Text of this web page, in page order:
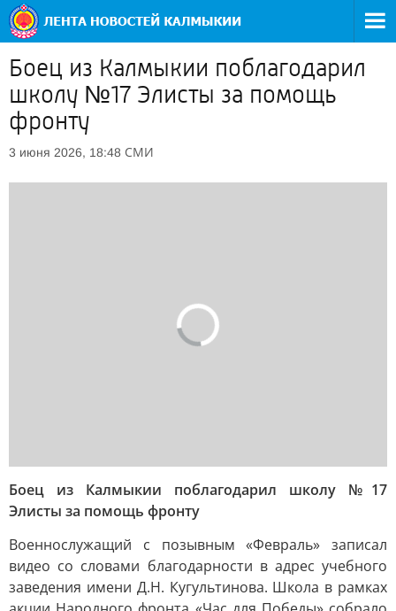
Боец из Калмыкии поблагодарил
школу №17 Элисты за помощь
фронту
3 июня 2026, 18:48 СМИ
Боец из Калмыкии поблагодарил школу №17
Элисты за помощь фронту
Военнослужащий с позывным «Февраль» записал
видео со словами благодарности в адрес учебного
заведения имени Д.Н. Кугультинова. Школа в рамках